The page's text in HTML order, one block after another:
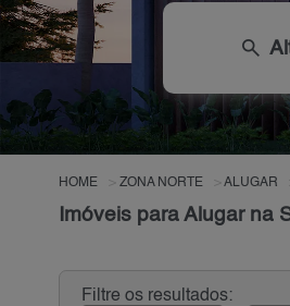
search
HOME ZONA NORTE ALUGAR
Imóveis para Alugar na
Filtre os resultados: